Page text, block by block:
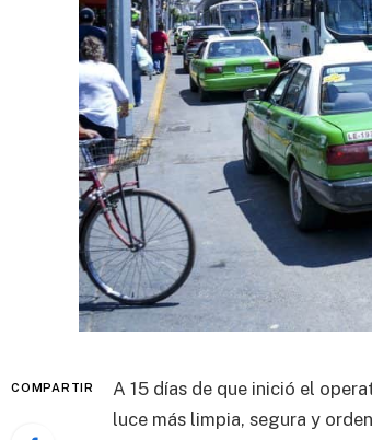
COMPARTIR
A 15 días de que inició el
luce más limpia, segura y